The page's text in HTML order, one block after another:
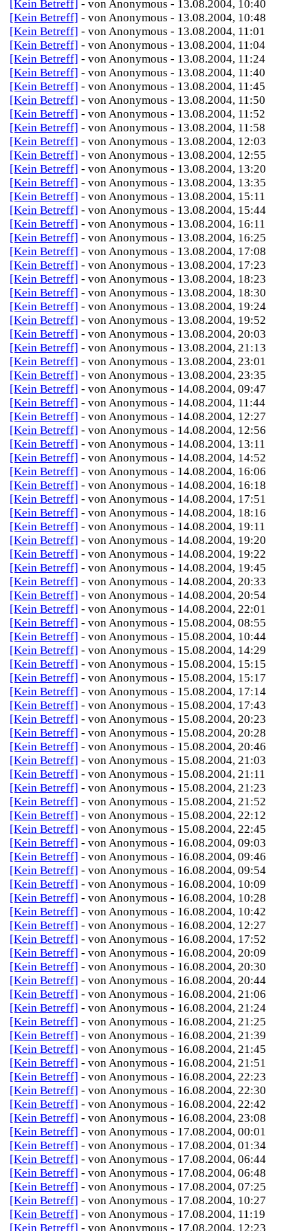
[Kein Betreff] - von Anonymous - 13.08.2004, 10:40
[Kein Betreff] - von Anonymous - 13.08.2004, 10:48
[Kein Betreff] - von Anonymous - 13.08.2004, 11:01
[Kein Betreff] - von Anonymous - 13.08.2004, 11:04
[Kein Betreff] - von Anonymous - 13.08.2004, 11:24
[Kein Betreff] - von Anonymous - 13.08.2004, 11:40
[Kein Betreff] - von Anonymous - 13.08.2004, 11:45
[Kein Betreff] - von Anonymous - 13.08.2004, 11:50
[Kein Betreff] - von Anonymous - 13.08.2004, 11:52
[Kein Betreff] - von Anonymous - 13.08.2004, 11:58
[Kein Betreff] - von Anonymous - 13.08.2004, 12:03
[Kein Betreff] - von Anonymous - 13.08.2004, 12:55
[Kein Betreff] - von Anonymous - 13.08.2004, 13:20
[Kein Betreff] - von Anonymous - 13.08.2004, 13:35
[Kein Betreff] - von Anonymous - 13.08.2004, 15:11
[Kein Betreff] - von Anonymous - 13.08.2004, 15:44
[Kein Betreff] - von Anonymous - 13.08.2004, 16:11
[Kein Betreff] - von Anonymous - 13.08.2004, 16:25
[Kein Betreff] - von Anonymous - 13.08.2004, 17:08
[Kein Betreff] - von Anonymous - 13.08.2004, 17:23
[Kein Betreff] - von Anonymous - 13.08.2004, 18:23
[Kein Betreff] - von Anonymous - 13.08.2004, 18:30
[Kein Betreff] - von Anonymous - 13.08.2004, 19:24
[Kein Betreff] - von Anonymous - 13.08.2004, 19:52
[Kein Betreff] - von Anonymous - 13.08.2004, 20:03
[Kein Betreff] - von Anonymous - 13.08.2004, 21:13
[Kein Betreff] - von Anonymous - 13.08.2004, 23:01
[Kein Betreff] - von Anonymous - 13.08.2004, 23:35
[Kein Betreff] - von Anonymous - 14.08.2004, 09:47
[Kein Betreff] - von Anonymous - 14.08.2004, 11:44
[Kein Betreff] - von Anonymous - 14.08.2004, 12:27
[Kein Betreff] - von Anonymous - 14.08.2004, 12:56
[Kein Betreff] - von Anonymous - 14.08.2004, 13:11
[Kein Betreff] - von Anonymous - 14.08.2004, 14:52
[Kein Betreff] - von Anonymous - 14.08.2004, 16:06
[Kein Betreff] - von Anonymous - 14.08.2004, 16:18
[Kein Betreff] - von Anonymous - 14.08.2004, 17:51
[Kein Betreff] - von Anonymous - 14.08.2004, 18:16
[Kein Betreff] - von Anonymous - 14.08.2004, 19:11
[Kein Betreff] - von Anonymous - 14.08.2004, 19:20
[Kein Betreff] - von Anonymous - 14.08.2004, 19:22
[Kein Betreff] - von Anonymous - 14.08.2004, 19:45
[Kein Betreff] - von Anonymous - 14.08.2004, 20:33
[Kein Betreff] - von Anonymous - 14.08.2004, 20:54
[Kein Betreff] - von Anonymous - 14.08.2004, 22:01
[Kein Betreff] - von Anonymous - 15.08.2004, 08:55
[Kein Betreff] - von Anonymous - 15.08.2004, 10:44
[Kein Betreff] - von Anonymous - 15.08.2004, 14:29
[Kein Betreff] - von Anonymous - 15.08.2004, 15:15
[Kein Betreff] - von Anonymous - 15.08.2004, 15:17
[Kein Betreff] - von Anonymous - 15.08.2004, 17:14
[Kein Betreff] - von Anonymous - 15.08.2004, 17:43
[Kein Betreff] - von Anonymous - 15.08.2004, 20:23
[Kein Betreff] - von Anonymous - 15.08.2004, 20:28
[Kein Betreff] - von Anonymous - 15.08.2004, 20:46
[Kein Betreff] - von Anonymous - 15.08.2004, 21:03
[Kein Betreff] - von Anonymous - 15.08.2004, 21:11
[Kein Betreff] - von Anonymous - 15.08.2004, 21:23
[Kein Betreff] - von Anonymous - 15.08.2004, 21:52
[Kein Betreff] - von Anonymous - 15.08.2004, 22:12
[Kein Betreff] - von Anonymous - 15.08.2004, 22:45
[Kein Betreff] - von Anonymous - 16.08.2004, 09:03
[Kein Betreff] - von Anonymous - 16.08.2004, 09:46
[Kein Betreff] - von Anonymous - 16.08.2004, 09:54
[Kein Betreff] - von Anonymous - 16.08.2004, 10:09
[Kein Betreff] - von Anonymous - 16.08.2004, 10:28
[Kein Betreff] - von Anonymous - 16.08.2004, 10:42
[Kein Betreff] - von Anonymous - 16.08.2004, 12:27
[Kein Betreff] - von Anonymous - 16.08.2004, 17:52
[Kein Betreff] - von Anonymous - 16.08.2004, 20:09
[Kein Betreff] - von Anonymous - 16.08.2004, 20:30
[Kein Betreff] - von Anonymous - 16.08.2004, 20:44
[Kein Betreff] - von Anonymous - 16.08.2004, 21:06
[Kein Betreff] - von Anonymous - 16.08.2004, 21:24
[Kein Betreff] - von Anonymous - 16.08.2004, 21:25
[Kein Betreff] - von Anonymous - 16.08.2004, 21:39
[Kein Betreff] - von Anonymous - 16.08.2004, 21:45
[Kein Betreff] - von Anonymous - 16.08.2004, 21:51
[Kein Betreff] - von Anonymous - 16.08.2004, 22:23
[Kein Betreff] - von Anonymous - 16.08.2004, 22:30
[Kein Betreff] - von Anonymous - 16.08.2004, 22:42
[Kein Betreff] - von Anonymous - 16.08.2004, 23:08
[Kein Betreff] - von Anonymous - 17.08.2004, 00:01
[Kein Betreff] - von Anonymous - 17.08.2004, 01:34
[Kein Betreff] - von Anonymous - 17.08.2004, 06:44
[Kein Betreff] - von Anonymous - 17.08.2004, 06:48
[Kein Betreff] - von Anonymous - 17.08.2004, 07:25
[Kein Betreff] - von Anonymous - 17.08.2004, 10:27
[Kein Betreff] - von Anonymous - 17.08.2004, 11:19
[Kein Betreff] - von Anonymous - 17.08.2004, 12:23